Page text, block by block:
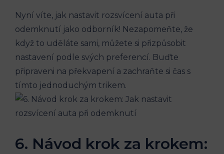
Nyní víte, jak nastavit rozsvícení auta při
odemknutí jako odborník! Nezapomeňte, že
když to uděláte sami, můžete si přizpůsobit
nastavení podle svých preferencí. Buďte
připraveni na překvapení a zachraňte si čas s
tímto jednoduchým trikem.
6. Návod krok za krokem: